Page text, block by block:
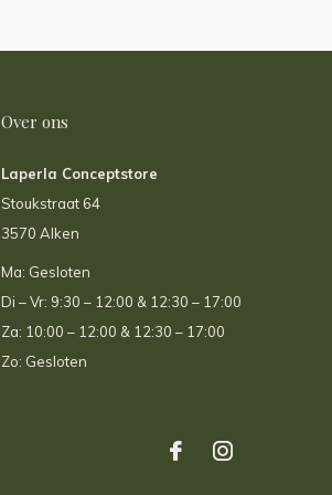
Over ons
Laperla Conceptstore
Stoukstraat 64
3570 Alken
Ma: Gesloten
Di – Vr: 9:30 – 12:00 & 12:30 – 17:00
Za: 10:00 – 12:00 & 12:30 – 17:00
Zo: Gesloten